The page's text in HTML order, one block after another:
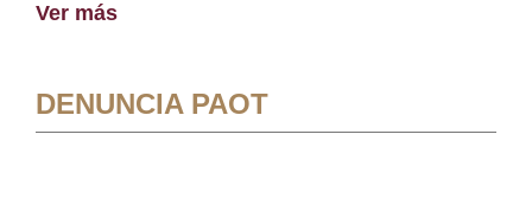
Ver más
DENUNCIA PAOT